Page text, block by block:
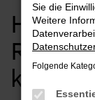
kaufen
Sie die
Weitere
Folgende